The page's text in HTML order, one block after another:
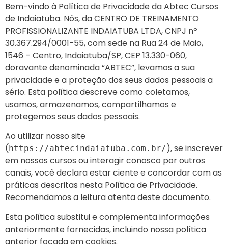
Bem-vindo à Política de Privacidade da Abtec Cursos
de Indaiatuba. Nós, da CENTRO DE TREINAMENTO
PROFISSIONALIZANTE INDAIATUBA LTDA, CNPJ nº
30.367.294/0001-55, com sede na Rua 24 de Maio,
1546 – Centro, Indaiatuba/SP, CEP 13.330-060,
doravante denominada “ABTEC”, levamos a sua
privacidade e a proteção dos seus dados pessoais a
sério. Esta política descreve como coletamos,
usamos, armazenamos, compartilhamos e
protegemos seus dados pessoais.
Ao utilizar nosso site
( https://abtecindaiatuba.com.br/), se inscrever
em nossos cursos ou interagir conosco por outros
canais, você declara estar ciente e concordar com as
práticas descritas nesta Política de Privacidade.
Recomendamos a leitura atenta deste documento.
Esta política substitui e complementa informações
anteriormente fornecidas, incluindo nossa política
anterior focada em cookies.